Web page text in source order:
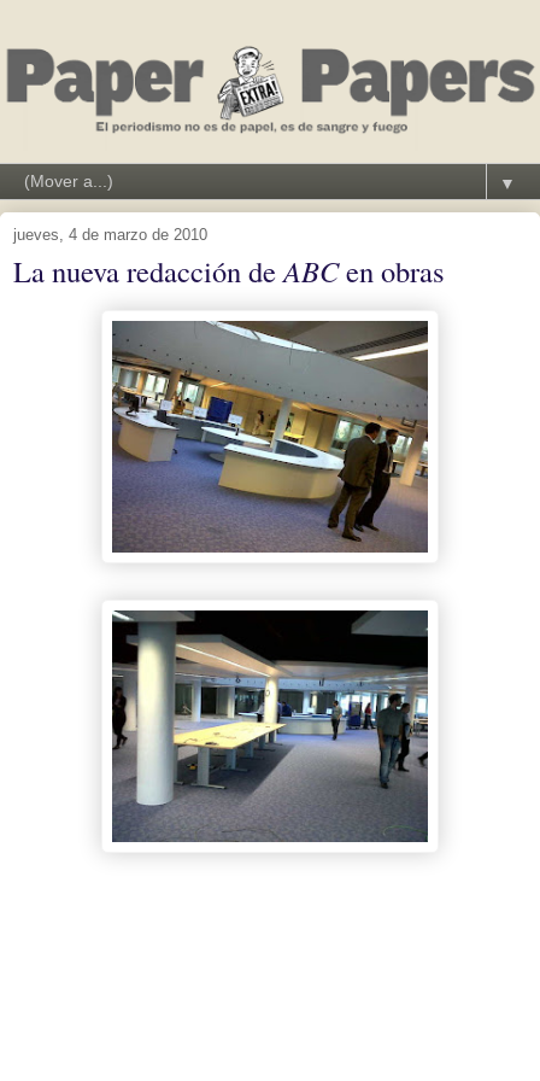
▼
jueves, 4 de marzo de 2010
La nueva redacción deABCen obras